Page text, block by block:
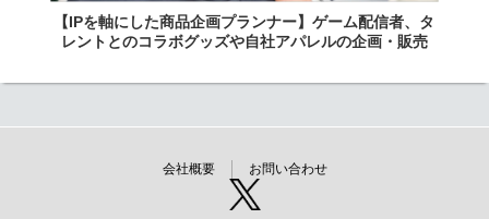
【IPを軸にした商品企画プランナー】ゲーム配信者、タ
レントとのコラボグッズや自社アパレルの企画・販売
会社概要 お問い合わせ